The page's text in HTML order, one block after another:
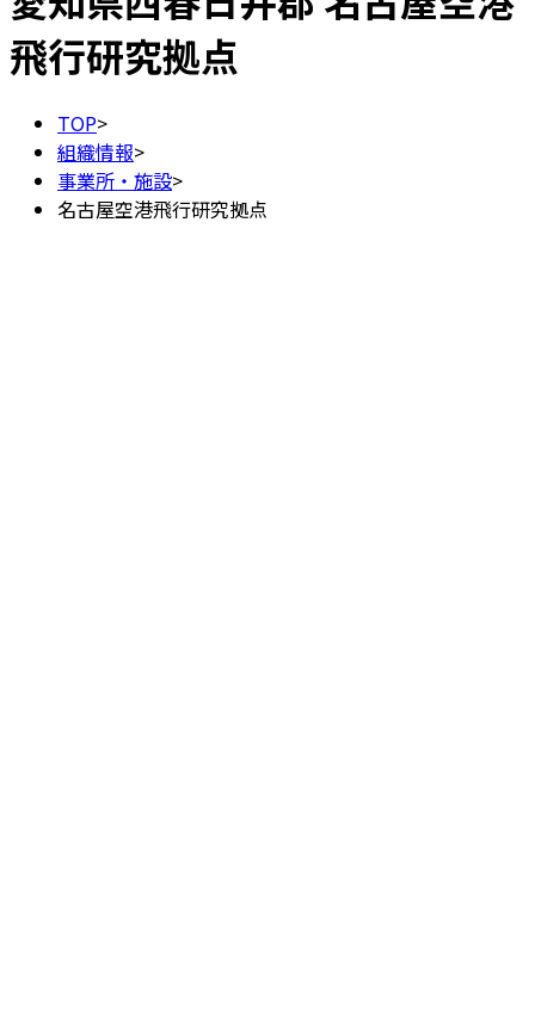
飛行研究拠点
TOP>
組織情報>
事業所・施設>
名古屋空港飛行研究拠点